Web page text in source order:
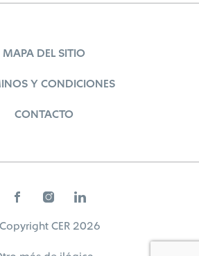
MAPA DEL SITIO
Y CONDICIONES
CONTACTO
CER 2026